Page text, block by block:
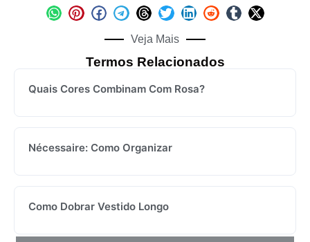
Veja Mais
Termos Relacionados
Quais Cores Combinam Com Rosa?
Nécessaire: Como Organizar
Como Dobrar Vestido Longo